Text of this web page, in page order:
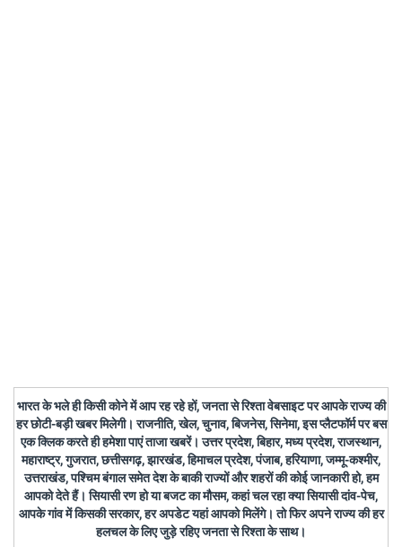
भारत के भले ही किसी कोने में आप रह रहे हों, जनता से रिश्ता वेबसाइट पर आपके राज्य की
हर छोटी-बड़ी खबर मिलेगी। राजनीति, खेल, चुनाव, बिजनेस, सिनेमा, इस प्लैटफॉर्म पर बस
एक क्लिक करते ही हमेशा पाएं ताजा खबरें। उत्तर प्रदेश, बिहार, मध्य प्रदेश, राजस्थान,
महाराष्ट्र, गुजरात, छत्तीसगढ़, झारखंड, हिमाचल प्रदेश, पंजाब, हरियाणा, जम्मू-कश्मीर,
उत्तराखंड, पश्चिम बंगाल समेत देश के बाकी राज्यों और शहरों की कोई जानकारी हो, हम
आपको देते हैं। सियासी रण हो या बजट का मौसम, कहां चल रहा क्या सियासी दांव-पेच,
आपके गांव में किसकी सरकार, हर अपडेट यहां आपको मिलेंगे। तो फिर अपने राज्य की हर
हलचल के लिए जुड़े रहिए जनता से रिश्ता के साथ।